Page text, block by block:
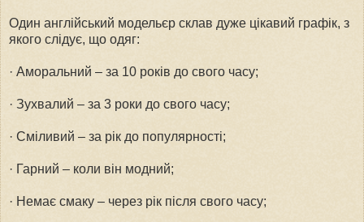
Один англійський модельєр склав дуже цікавий графік, з
якого слідує, що одяг:
· Аморальний – за 10 років до свого часу;
· Зухвалий – за 3 роки до свого часу;
· Сміливий – за рік до популярності;
· Гарний – коли він модний;
· Немає смаку – через рік після свого часу;